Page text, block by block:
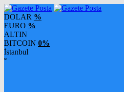
DOLAR %
EURO %
ALTIN
BITCOIN 0%
İstanbul
°